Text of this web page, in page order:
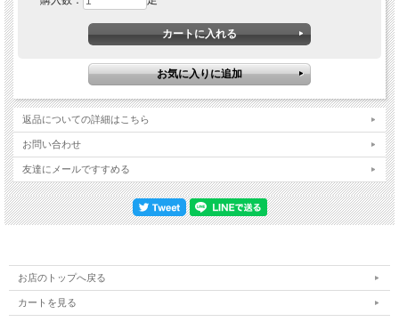
返品についての詳細はこちら
お問い合わせ
友達にメールですすめる
お店のトップへ戻る
カートを見る